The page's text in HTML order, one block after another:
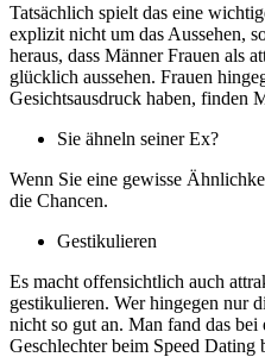
Tatsächlich spielt das eine
explizit nicht um das Aussehen,
heraus, dass Männer Frauen als
glücklich aussehen. Frauen
Gesichtsausdruck haben, finden
Sie ähneln seiner Ex?
Wenn Sie eine gewisse
die Chancen.
Gestikulieren
Es macht offensichtlich auch
gestikulieren. Wer hingegen nur
nicht so gut an. Man fand das bei
Geschlechter beim Speed Dating